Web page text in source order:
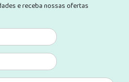
e receba nossas ofertas